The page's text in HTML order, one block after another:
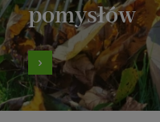
pomysłów